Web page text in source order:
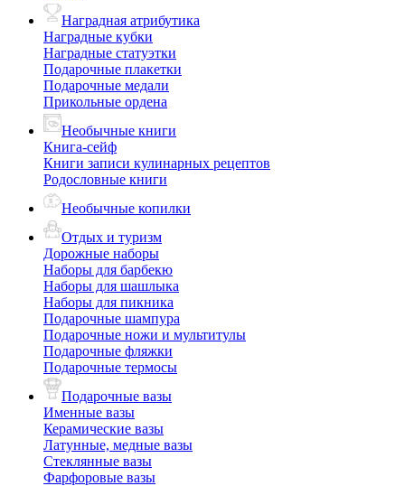
Наградная атрибутика
Наградные кубки
Наградные статуэтки
Подарочные плакетки
Подарочные медали
Прикольные ордена
Необычные книги
Книга-сейф
Книги записи кулинарных рецептов
Родословные книги
Необычные копилки
Отдых и туризм
Дорожные наборы
Наборы для барбекю
Наборы для шашлыка
Наборы для пикника
Подарочные шампура
Подарочные ножи и мультитулы
Подарочные фляжки
Подарочные термосы
Подарочные вазы
Именные вазы
Керамические вазы
Латунные, медные вазы
Стеклянные вазы
Фарфоровые вазы